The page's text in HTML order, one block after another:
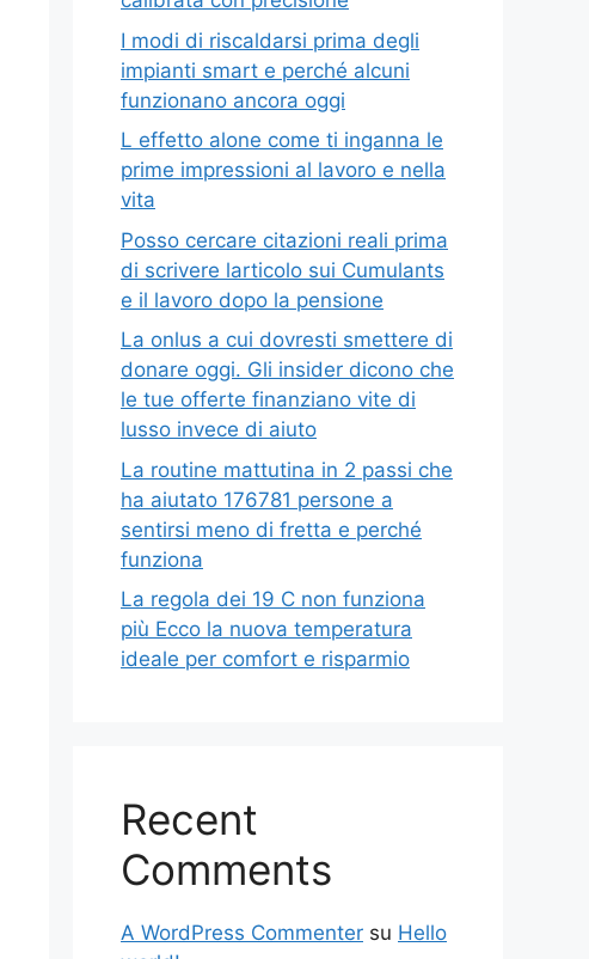
I modi di riscaldarsi prima degli
impianti smart e perché alcuni
funzionano ancora oggi
L effetto alone come ti inganna le
prime impressioni al lavoro e nella
vita
Posso cercare citazioni reali prima
di scrivere larticolo sui Cumulants
e il lavoro dopo la pensione
La onlus a cui dovresti smettere di
donare oggi. Gli insider dicono che
le tue offerte finanziano vite di
lusso invece di aiuto
La routine mattutina in 2 passi che
ha aiutato 176781 persone a
sentirsi meno di fretta e perché
funziona
La regola dei 19 C non funziona
più Ecco la nuova temperatura
ideale per comfort e risparmio
Recent
Comments
A WordPress Commenter su Hello